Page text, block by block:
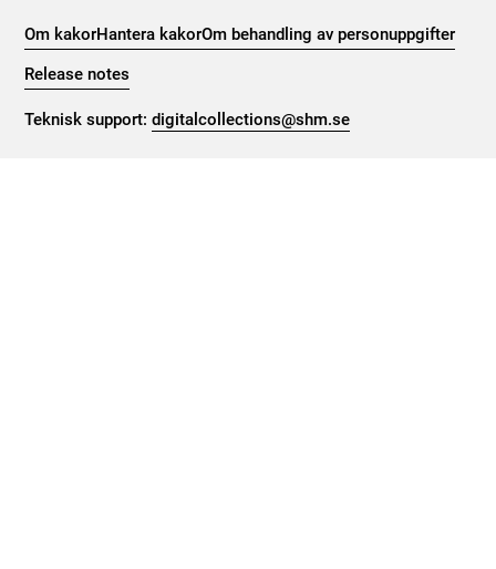
Om kakorHantera kakorOm behandling av personuppgifter
Release notes
Teknisk support:digitalcollections@shm.se